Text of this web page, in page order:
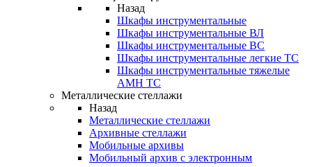
Назад
Шкафы инструментальные
Шкафы инструментальные ВЛ
Шкафы инструментальные ВС
Шкафы инструментальные легкие ТС
Шкафы инструментальные тяжелые
AMH TC
Металлические стеллажи
Назад
Металлические стеллажи
Архивные стеллажи
Мобильные архивы
Мобильный архив с электронным